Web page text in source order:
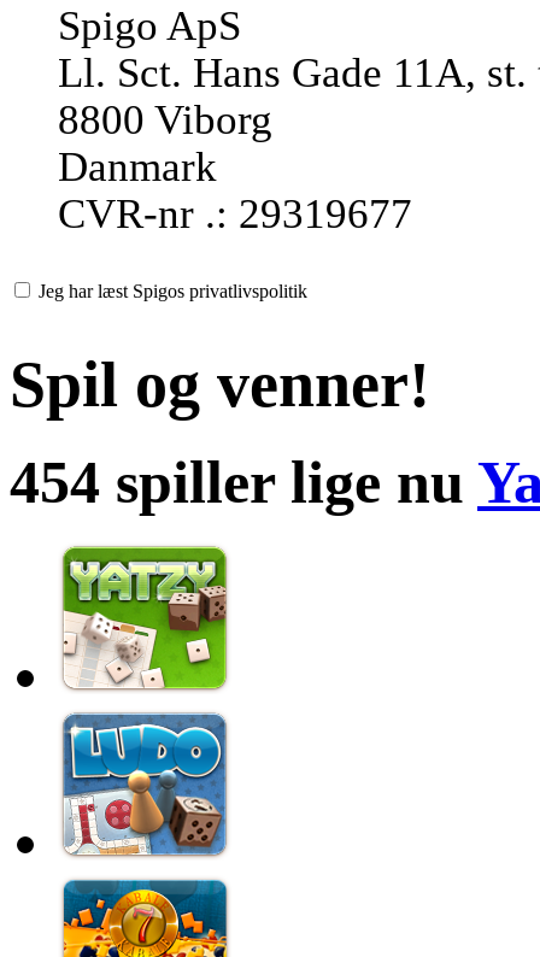
Spigo ApS
Ll. Sct. Hans Gade 11A, st.
8800 Viborg
Danmark
CVR-nr .: 29319677
Jeg har læst Spigos privatlivspolitik
Spil og venner!
454 spiller lige nu